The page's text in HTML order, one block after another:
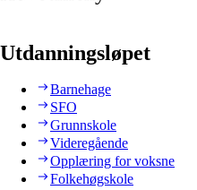
Utdanningsløpet
Barnehage
SFO
Grunnskole
Videregående
Opplæring for voksne
Folkehøgskole